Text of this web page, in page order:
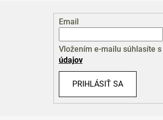
Email
Vložením e-mailu súhlasíte s
údajov
PRIHLÁSIŤ SA